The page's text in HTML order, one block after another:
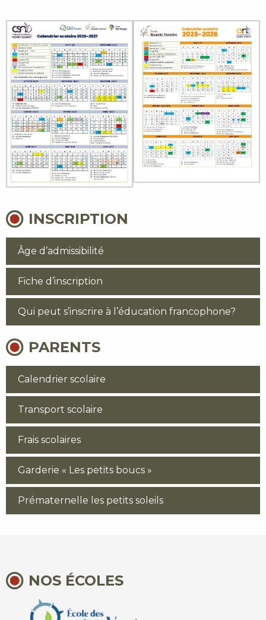
INSCRIPTION
Âge d’admissibilité
Fiche d’inscription
Qui peut s’inscrire à l’éducation francophone?
PARENTS
Calendrier scolaire
Transport scolaire
Frais scolaires
Garderie « Les petits boucs »
Prématernelle les petits soleils
NOS ÉCOLES